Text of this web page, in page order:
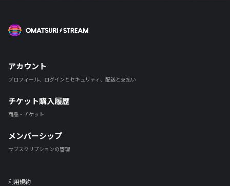
アカウント
プロフィール、ログインとセキュリティ、配送と支払い
チケット購入履歴
商品・チケット
メンバーシップ
サブスクリプションの管理
利用規約